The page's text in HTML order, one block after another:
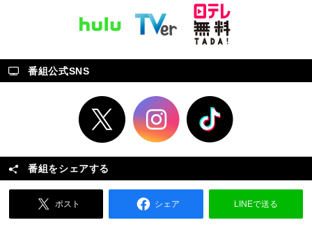
番組公式SNS
番組をシェアする
ポスト シェア LINEで送る